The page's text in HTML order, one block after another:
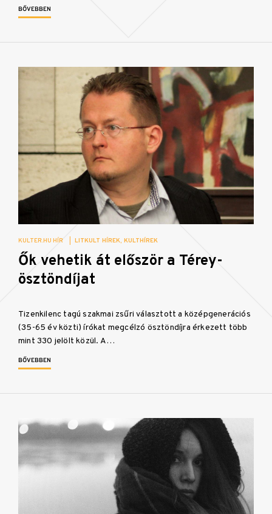
BŐVEBBEN
KULTER.HU HÍR LITKULT HÍREK KULTHÍREK
Ők vehetik át először a Térey-
ösztöndíjat
Tizenkilenc tagú szakmai zsűri választott a középgenerációs
(35-65 év közti) írókat megcélzó ösztöndíjra érkezett több
mint 330 jelölt közül. A…
BŐVEBBEN